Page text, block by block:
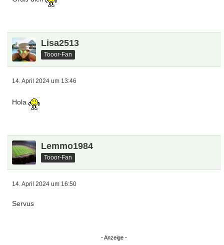
Lisa2513
Tooor-Fan
14. April 2024 um 13:46
Hola
Lemmo1984
Tooor-Fan
14. April 2024 um 16:50
Servus